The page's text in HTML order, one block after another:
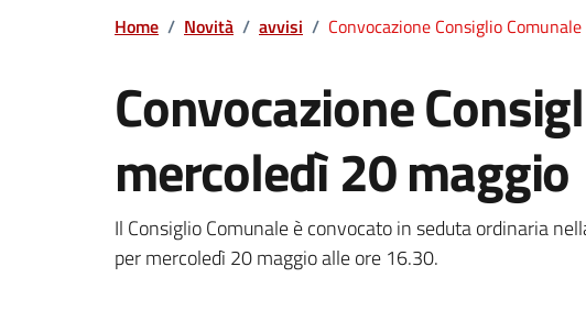
Home / Novità / avvisi / Convocazione Consiglio
Convocazione
mercoledì 20 maggio
Dettagli della notizia
Il Consiglio Comunale è convocato in seduta ordinaria
per mercoledì 20 maggio alle ore 16.30.